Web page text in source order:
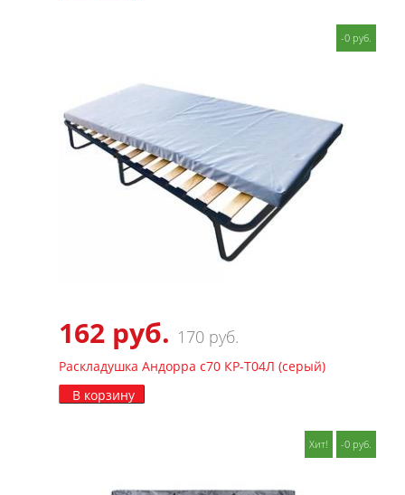
-0 руб.
162 руб. 170 руб.
Раскладушка Андорра с70 КР-Т04Л (серый)
В корзину
Хит! -0 руб.